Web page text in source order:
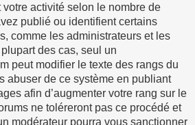
votre activité selon le nombre de
publié ou identifient certains
comme les administrateurs et les
des cas, seul un
peut modifier le texte des rangs du
abuser de ce système en publiant
afin d’augmenter votre rang sur le
ne toléreront pas ce procédé et
modérateur pourra vous sanctionner